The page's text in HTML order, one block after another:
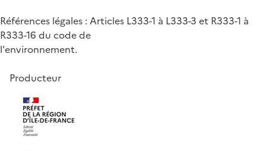
Références légales : Articles L333-1 à L333-3 et R333-1 à
R333-16 du code de
l'environnement.
Producteur